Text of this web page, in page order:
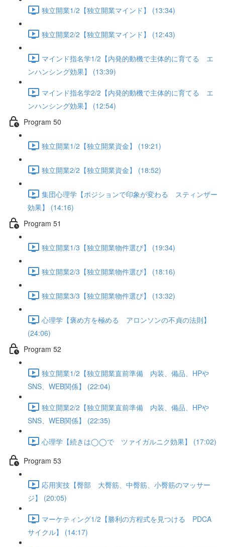
独立開業1/2【独立開業マインド】 (13:34)
独立開業2/2【独立開業マインド】 (12:43)
マインド指名学1/2【内発的動機で主体的に育てる エ
ンハンシング効果】 (13:39)
マインド指名学2/2【内発的動機で主体的に育てる エ
ンハンシング効果】 (12:54)
Program 50
独立開業1/2【独立開業資金】 (19:21)
独立開業2/2【独立開業資金】 (18:52)
集団心理学【ポジションで印象が変わる スティンザー
効果】 (14:16)
Program 51
独立開業1/3【独立開業物件選び】 (19:34)
独立開業2/3【独立開業物件選び】 (18:16)
独立開業3/3【独立開業物件選び】 (13:32)
心理学【褒め方を極める アロンソンの不貞の法則】
(24:06)
Program 52
独立開業1/2【独立開業直前準備 内装、備品、HPや
SNS、WEB関係】 (22:04)
独立開業2/2【独立開業直前準備 内装、備品、HPや
SNS、WEB関係】 (22:35)
心理学【続きは◯◯で ツァイガルニク効果】 (17:02)
Program 53
応用実技【臀部 大臀筋、中臀筋、小臀筋のマッサー
ジ】 (20:05)
マーケティング1/2【勝利の方程式を見つける PDCA
サイクル】 (14:17)